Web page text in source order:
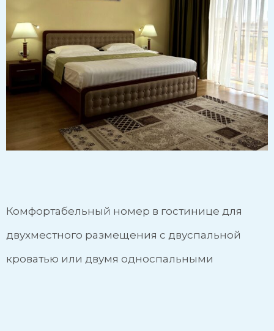
Комфортабельный номер в гостинице для
двухместного размещения с двуспальной
кроватью или двумя односпальными